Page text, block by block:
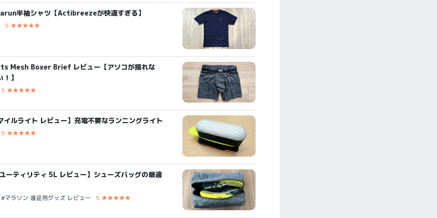
半袖シャツ【Actibreezeが快適すぎる】
5 ★★★★★
Mesh Boxer Brief レビュー【アソコが揺れな
】
5 ★★★★★
イルライト レビュー】充電不要なランニングライト
5 ★★★★★
ーティリティ 5L レビュー】シューズバッグの最適
#マラソン 遠征用グッズ レビュー 5 ★★★★★